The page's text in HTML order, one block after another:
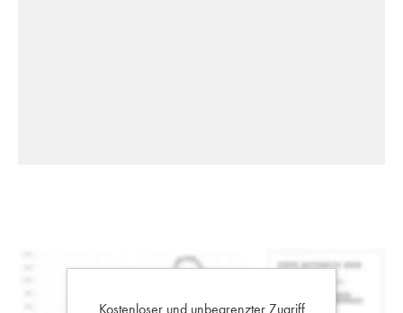
Kostenloser und unbegrenzter Zugriff